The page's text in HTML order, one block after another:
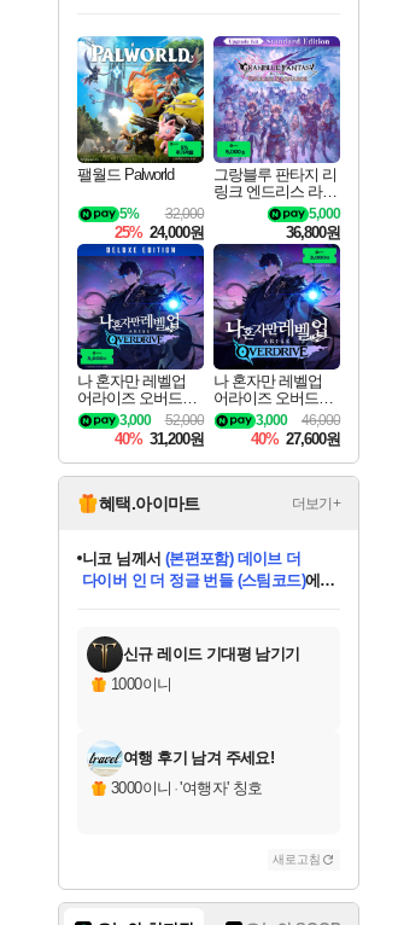
최대 90% 할인가를 만나보세요!
네이버혜택과 함께 만나보세요!
50%할인&추가 적립까지!
네이버 포인트 혜택까지!
네이버 혜택가와 함께 예약하세요!
할인&네이버혜택으로 만나보세요!
네이버페이 혜택과 만나보세요!
40주년 프로모션으로 만나보세요!
할인가에 만나보세요!
일부 에디션 상시 할인!
혜택으로 예약 판매 중
편안하게 충전하세요
팰월드 Palworld
32,000
5%
25% 24,000원
그랑블루 판타지 리
링크 엔드리스 라그
나로크 업그레이드
킷 Granblue Fantasy
Relink Endless Ragn
arok Upgrade Kit DL
C
5,000
36,800원
나 혼자만 레벨업
어라이즈 오버드라
이브 디럭스 에디션
Solo Leveling Arise
Overdrive Deluxe Edi
tion
52,000
3,000
40% 31,200원
나 혼자만 레벨업
어라이즈 오버드라
이브 Solo Leveling A
rise
46,000
3,000
40% 27,600원
혜택.아이마트 더보기+
교환.
당첨되셨습니다.
니코님께서(본편포함) 데이브 더
당첨되셨습니다.
한건했습니다님께서마피아
데피니티브 에디션 (스팀코드)에
당첨되셨습니다.
당첨되셨습니다.
당첨되셨습니다.
당첨되셨습니다.
에디션 (스팀코드)를 교환.
당첨되셨습니다.
신규 레이드 기대평 남기기
1000이니
여행 후기 남겨 주세요!
3000이니 ·'여행자' 칭호
새로고침